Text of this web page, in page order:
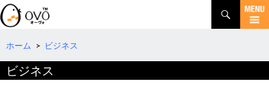
検
索
コ
テ
へ
ホーム > ビジネス
ビジネス